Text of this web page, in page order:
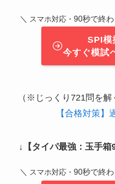
＼ スマホ対応・ 90秒で終わ
SPI模
今すぐ模試
（※じっくり721問を
【合格対策】
↓ 【タイパ最強：玉手箱
＼ スマホ対応・ 90秒で終わ